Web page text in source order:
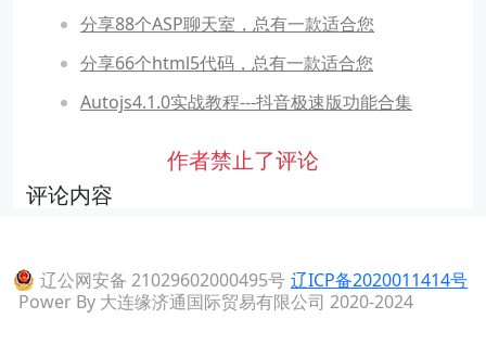
分享88个ASP聊天室，总有一款适合您
分享66个html5代码，总有一款适合您
Autojs4.1.0实战教程---抖音极速版功能合集
作者禁止了评论
评论内容
辽公网安备 21029602000495号 辽ICP备2020011414号
Power By 大连缘济通国际贸易有限公司 2020-2024